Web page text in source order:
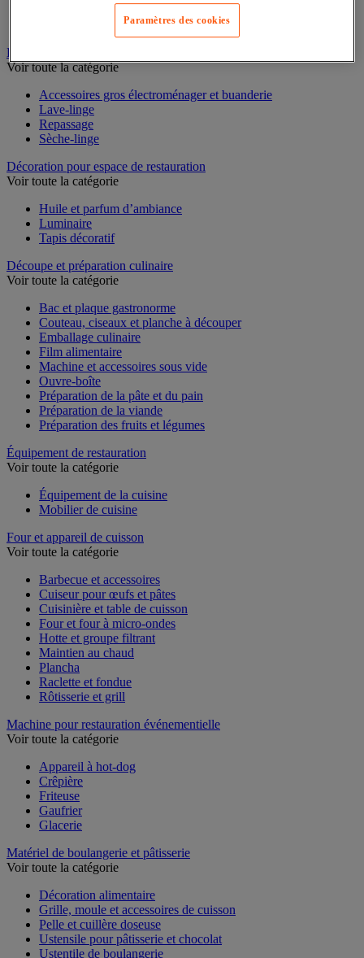
Plat à usage spécifique
Buanderie
Accessoires gros électroménager et buanderie
Lave-linge
Repassage
Décoration pour espace de restauration
Huile et parfum d’ambiance
Luminaire
Découpe et préparation culinaire
Bac et plaque gastronorme
Couteau, ciseaux et planche à découper
Emballage culinaire
Film alimentaire
Machine et accessoires sous vide
Ouvre-boîte
Préparation de la pâte et du pain
Préparation de la viande
Équipement de restauration
Équipement de la cuisine
Four et appareil de cuisson
Barbecue et accessoires
Cuiseur pour œufs et pâtes
Cuisinière et table de cuisson
Four et four à micro-ondes
Hotte et groupe filtrant
Maintien au chaud
Plancha
Raclette et fondue
Machine pour restauration événementielle
Appareil à hot-dog
Crêpière
Friteuse
Gaufrier
Matériel de boulangerie et pâtisserie
Décoration alimentaire
Grille, moule et accessoires de cuisson
Pelle et cuillère doseuse
Ustensile pour pâtisserie et chocolat
Paramètres des cookies